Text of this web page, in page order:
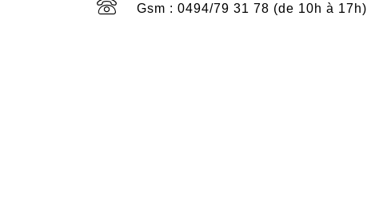
Gsm : 0494/79 31 78 (de 10h à 17h)